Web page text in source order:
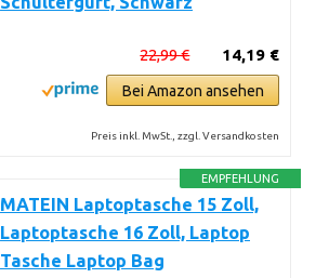
14,19 €
22,99 €
Bei Amazon ansehen
Preis inkl. MwSt., zzgl. Versandkosten
EMPFEHLUNG
MATEIN Laptoptasche 15 Zoll,
Laptoptasche 16 Zoll, Laptop
Tasche Laptop Bag